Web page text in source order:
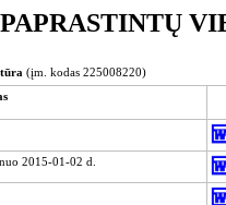
(įm. kodas 225008220)
2015-01-02 d.